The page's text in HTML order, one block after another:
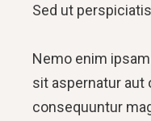
Sed ut
Nemo enim
sit aspernatur aut
consequuntur